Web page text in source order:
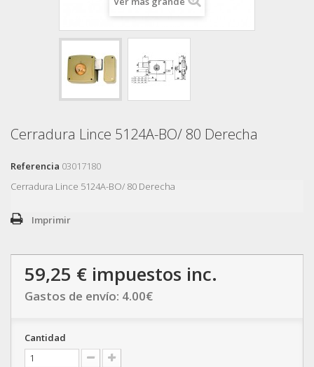
Cerradura Lince 5124A-BO/ 80 Derecha
Referencia 03017180
Cerradura Lince 5124A-BO/ 80 Derecha
Imprimir
59,25 € impuestos inc.
Gastos de envío: 4.00€
Cantidad